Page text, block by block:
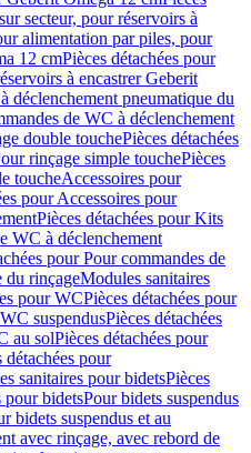
secteur, pour réservoirs à
alimentation par piles, pour
12 cmPièces détachées pour
à encastrer Geberit
déclenchement pneumatique du
de WC à déclenchement
double touchePièces détachées
rinçage simple touchePièces
toucheAccessoires pour
pour Accessoires pour
Pièces détachées pour Kits
WC à déclenchement
pour Pour commandes de
du rinçageModules sanitaires
pour WCPièces détachées pour
suspendusPièces détachées
au solPièces détachées pour
détachées pour
sanitaires pour bidetsPièces
pour bidetsPour bidets suspendus
bidets suspendus et au
avec rinçage, avec rebord de